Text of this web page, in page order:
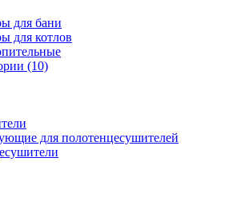
для бани
для котлов
(10)
для полотенцесушителей